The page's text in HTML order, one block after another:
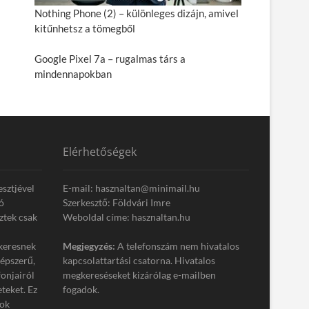
Nothing Phone (2) – különleges dizájn, amivel
kitűnhetsz a tömegből
Google Pixel 7a – rugalmas társ a
mindennapokban
csak
Ez
Elérhetőségek
E-mail: hasznaltan@minimail.hu
Szerkesztő: Földvári Imre
Weboldal címe: hasznaltan.hu
Megjegyzés: A telefonszám nem hivatalos
kapcsolattartási csatorna. Hivatalos
megkereséseket kizárólag e-mailben
fogadok.